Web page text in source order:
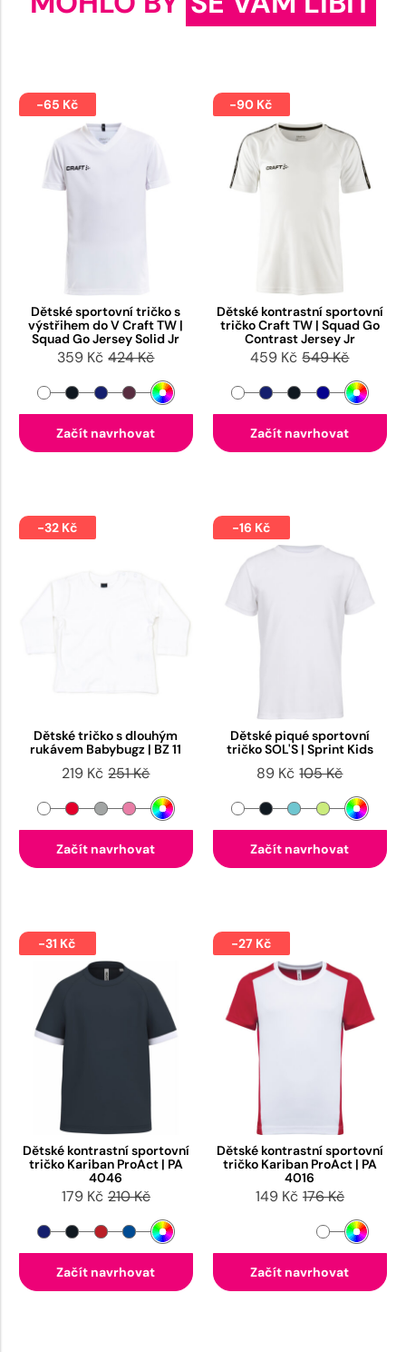
-65 Kč
Dětské sportovní tričko s
výstřihem do V Craft TW |
Squad Go Jersey Solid Jr
359 Kč 424 Kč
Začít navrhovat
-90 Kč
Dětské kontrastní sportovní
tričko Craft TW | Squad Go
Contrast Jersey Jr
459 Kč 549 Kč
Začít navrhovat
-32 Kč
Dětské tričko s dlouhým
rukávem Babybugz | BZ 11
219 Kč 251 Kč
Začít navrhovat
-16 Kč
Dětské piqué sportovní
tričko SOL'S | Sprint Kids
89 Kč 105 Kč
Začít navrhovat
-31 Kč
Dětské kontrastní sportovní
tričko Kariban ProAct | PA
4046
179 Kč 210 Kč
Začít navrhovat
-27 Kč
Dětské kontrastní sportovní
tričko Kariban ProAct | PA
4016
149 Kč 176 Kč
Začít navrhovat